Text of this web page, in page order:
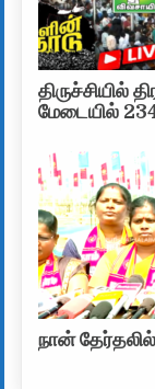
மேடையில்
நான் தேர்தலில்